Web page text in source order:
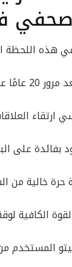
اللحظة
برازيلي
بفائدة على
حرة خالية من
الكافية
المستخدم